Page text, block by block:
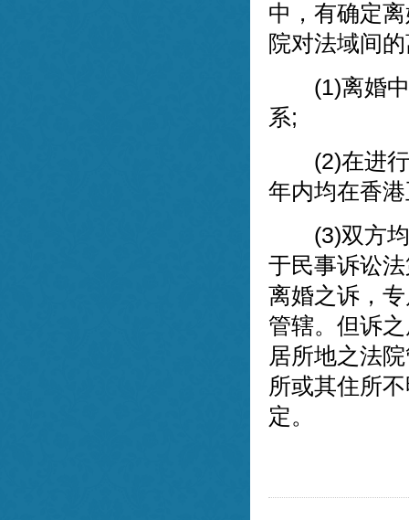
中，有确定
院对法域间
(1)离婚中
系;
(2)在进行
年内均在香
(3)双方均
于民事诉讼
离婚之诉，
管辖。但诉
居所地之法
所或其住所
定。